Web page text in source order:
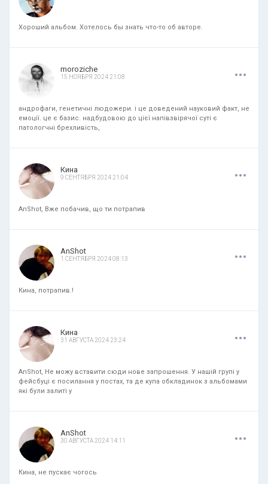
Хороший альбом. Хотелось бы знать что-то об авторе.
moroziche
15 НОЯБРЯ 2024 21:08 ...
андрофаги, генетичні людожери. і це доведений науковий факт, не
емоції. це є базис. надбудовою до цієї напівзвірячої суті є
патологчні брехливість,
Кина
9 СЕНТЯБРЯ 2024 21:04 ...
AnShot, Вже побачив, що ти потрапив
AnShot
1 СЕНТЯБРЯ 2024 08:13 ...
Кина, потрапив.!
Кина
31 АВГУСТА 2024 23:24 ...
AnShot, Не можу вставити сюди нове запрошення. У нашій групі у
фейсбуці є посилання у постах, та де купа обкладинок з альбомами
які були залиті у
AnShot
30 АВГУСТА 2024 14:11 ...
Кина, не пускає чогось